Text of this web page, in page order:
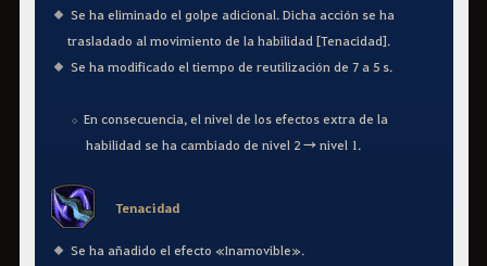
Se ha eliminado el golpe adicional. Dicha acción se ha
trasladado al movimiento de la habilidad [Tenacidad].
Se ha modificado el tiempo de reutilización de 7 a 5 s.
En consecuencia, el nivel de los efectos extra de la
habilidad se ha cambiado de nivel 2 → nivel 1.
Tenacidad
Se ha añadido el efecto «Inamovible».